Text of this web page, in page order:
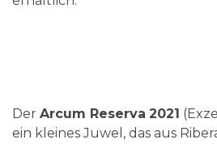
Der Arcum Reserva 2021
ein kleines Juwel, das aus